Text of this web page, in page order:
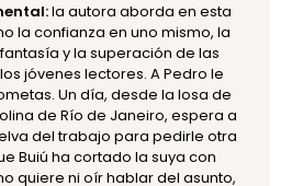
la autora aborda en esta
la confianza en uno mismo, la
y la superación de las
jóvenes lectores. A Pedro le
Un día, desde la losa de
de Río de Janeiro, espera a
del trabajo para pedirle otra
Buiú ha cortado la suya con
quiere ni oír hablar del asunto,